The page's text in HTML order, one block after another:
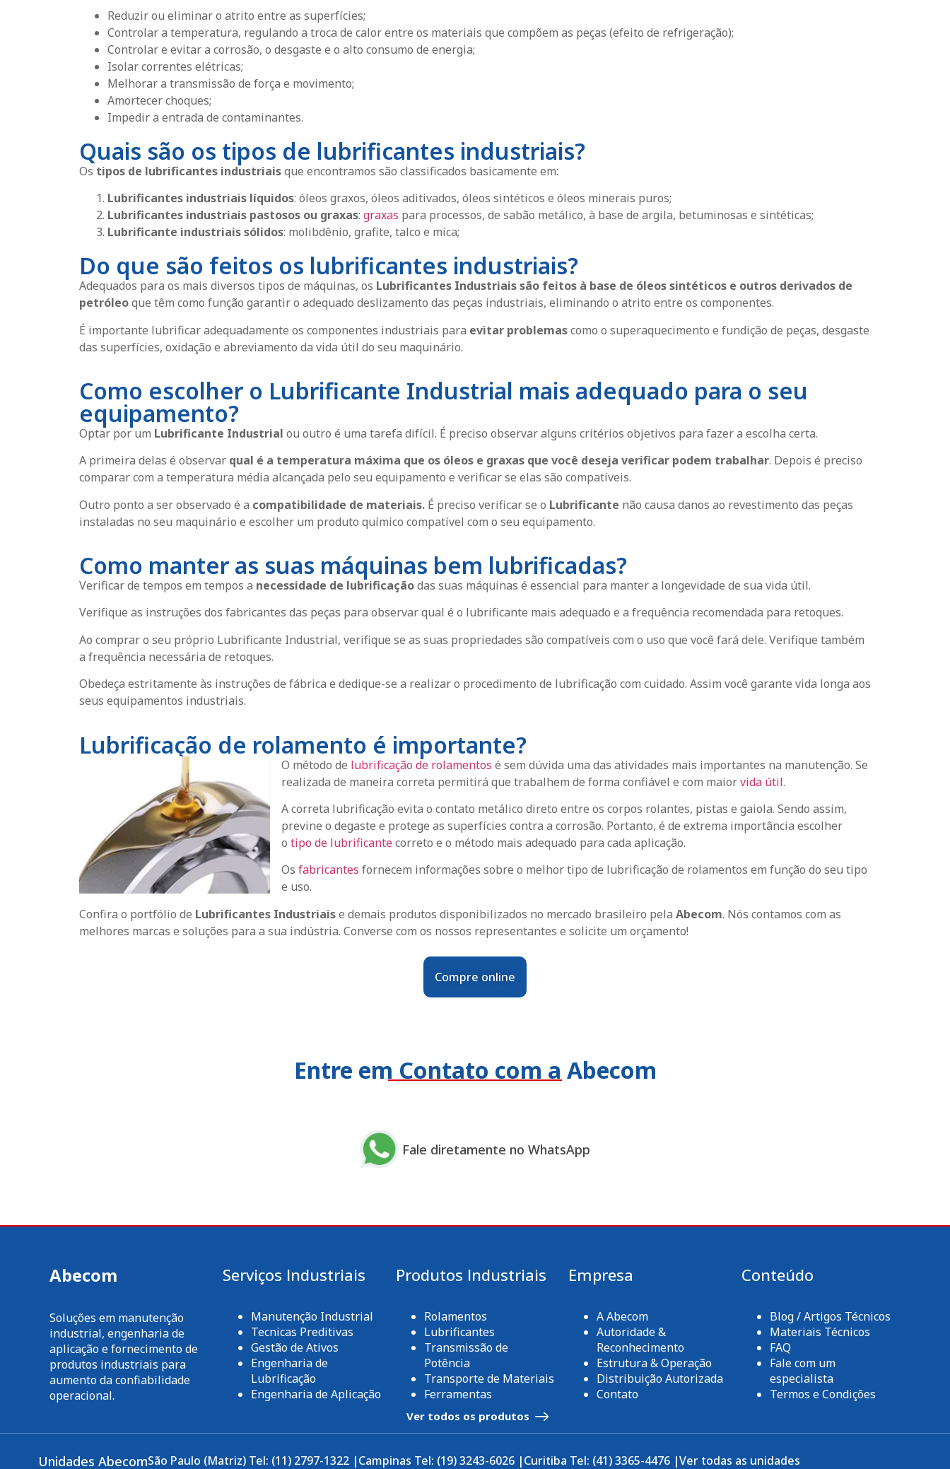
Reduzir ou eliminar o atrito entre as superfícies;
Controlar a temperatura, regulando a troca de calor entre os materiais que compõem as peças (efeito de refrigeração);
Controlar e evitar a corrosão, o desgaste e o alto consumo de energia;
Isolar correntes elétricas;
Melhorar a transmissão de força e movimento;
Amortecer choques;
Impedir a entrada de contaminantes.
Quais são os tipos de lubrificantes industriais?
Os tipos de lubrificantes industriaisque encontramos são classificados basicamente em:
Lubrificantes industriais líquidos: óleos graxos, óleos aditivados, óleos sintéticos e óleos minerais puros;
Lubrificantes industriais pastosos ou graxas: graxas para processos, de sabão metálico, à base de argila, betuminosas e sintéticas;
Lubrificante industriais sólidos: molibdênio, grafite, talco e mica;
Do que são feitos os lubrificantes industriais?
Adequados para os mais diversos tipos de máquinas, os Lubrificantes Industriaissão feitos à base de óleos sintéticos e outros derivados de
petróleoque têm como função garantir o adequado deslizamento das peças industriais, eliminando o atrito entre os componentes.
É importante lubrificar adequadamente os componentes industriais para evitar problemascomo o superaquecimento e fundição de peças, desgaste
das superfícies, oxidação e abreviamento da vida útil do seu maquinário.
Como escolher o Lubrificante Industrial mais adequado para o seu
equipamento?
Optar por um Lubrificante Industrial ou outro é uma tarefa difícil. É preciso observar alguns critérios objetivos para fazer a escolha certa.
A primeira delas é observar qual é a temperatura máxima que os óleos e graxas que você deseja verificar podem trabalhar. Depois é preciso
comparar com a temperatura média alcançada pelo seu equipamento e verificar se elas são compatíveis.
Outro ponto a ser observado é a compatibilidade de materiais. É preciso verificar se o Lubrificante não causa danos ao revestimento das peças
instaladas no seu maquinário e escolher um produto químico compatível com o seu equipamento.
Como manter as suas máquinas bem lubrificadas?
Verificar de tempos em tempos a necessidade de lubrificaçãodas suas máquinas é essencial para manter a longevidade de sua vida útil.
Verifique as instruções dos fabricantes das peças para observar qual é o lubrificante mais adequado e a frequência recomendada para retoques.
Ao comprar o seu próprio Lubrificante Industrial, verifique se as suas propriedades são compatíveis com o uso que você fará dele. Verifique também
a frequência necessária de retoques.
Obedeça estritamente às instruções de fábrica e dedique-se a realizar o procedimento de lubrificação com cuidado. Assim você garante vida longa aos
seus equipamentos industriais.
Lubrificação de rolamento é importante?
O método de lubrificação de rolamentos é sem dúvida uma das atividades mais importantes na manutenção. Se
realizada de maneira correta permitirá que trabalhem de forma confiável e com maiorvida útil.
A correta lubrificação evita o contato metálico direto entre os corpos rolantes, pistas e gaiola. Sendo assim,
previne o degaste e protege as superfícies contra a corrosão. Portanto, é de extrema importância escolher
o tipo de lubrificantecorreto e o método mais adequado para cada aplicação.
Os fabricantes fornecem informações sobre o melhor tipo de lubrificação de rolamentos em função do seu tipo
e uso.
Confira o portfólio de Lubrificantes Industriaise demais produtos disponibilizados no mercado brasileiro pela Abecom. Nós contamos com as
melhores marcas e soluções para a sua indústria. Converse com os nossos representantes e solicite um orçamento!
Compre online
Entre em Contato com a Abecom
Fale diretamente no WhatsApp
Abecom
Soluções em manutenção
industrial, engenharia de
aplicação e fornecimento de
produtos industriais para
aumento da confiabilidade
operacional.
Serviços Industriais
Manutenção Industrial
Tecnicas Preditivas
Gestão de Ativos
Engenharia de
Lubrificação
Engenharia de Aplicação
Produtos Industriais
Rolamentos
Lubrificantes
Transmissão de
Potência
Transporte de Materiais
Ferramentas
Ver todos os produtos
Empresa
A Abecom
Autoridade &
Reconhecimento
Estrutura & Operação
Distribuição Autorizada
Contato
Conteúdo
Blog / Artigos Técnicos
Materiais Técnicos
FAQ
Fale com um
especialista
Termos e Condições
Unidades AbecomSão Paulo (Matriz) Tel: (11) 2797-1322 |Campinas Tel: (19) 3243-6026 |Curitiba Tel: (41) 3365-4476 |Ver todas as unidades